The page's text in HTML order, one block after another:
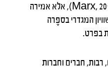
נשים בהנהגה הרפורמית (Marx, 2013), אלא אמירה
המגדרי בספֶרה
בפרט.
רבות, חברים וחברות